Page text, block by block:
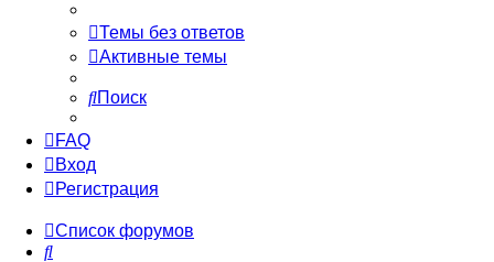
Темы без ответов
Активные темы
Поиск
FAQ
Вход
Регистрация
Список форумов
Поиск